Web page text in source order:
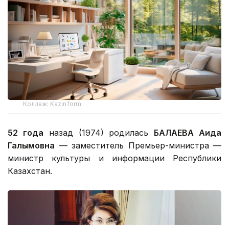
Коллаж: Kazinform
52 года назад (1974) родилась БАЛАЕВА Аида
Галымовна — заместитель Премьер-министра —
министр культуры и информации Республики
Казахстан.